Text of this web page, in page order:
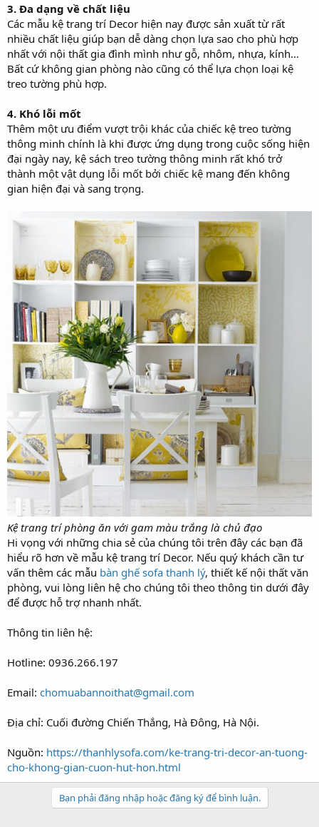
3. Đa dạng về chất liệu
Các mẫu kệ trang trí Decor hiện nay được sản xuất từ rất
nhiều chất liệu giúp bạn dễ dàng chọn lựa sao cho phù hợp
nhất với nội thất gia đình mình như gỗ, nhôm, nhựa, kính…
Bất cứ không gian phòng nào cũng có thể lựa chọn loại kệ
treo tường phù hợp.
4. Khó lỗi mốt
Thêm một ưu điểm vượt trội khác của chiếc kệ treo tường
thông minh chính là khi được ứng dụng trong cuộc sống hiện
đại ngày nay, kệ sách treo tường thông minh rất khó trở
thành một vật dụng lỗi mốt bởi chiếc kệ mang đến không
gian hiện đại và sang trọng.
Kệ trang trí phòng ăn với gam màu trắng là chủ đạo
Hi vọng với những chia sẻ của chúng tôi trên đây các bạn đã
hiểu rõ hơn về mẫu kệ trang trí Decor. Nếu quý khách cần tư
vấn thêm các mẫu bàn ghế sofa thanh lý, thiết kế nội thất văn
phòng, vui lòng liên hệ cho chúng tôi theo thông tin dưới đây
để được hỗ trợ nhanh nhất.
Thông tin liên hệ:
Hotline: 0936.266.197
Email: chomuabannoithat@gmail.com
Địa chỉ: Cuối đường Chiến Thắng, Hà Đông, Hà Nội.
Nguồn: https://thanhlysofa.com/ke-trang-tri-decor-an-tuong-
cho-khong-gian-cuon-hut-hon.html
Bạn phải đăng nhập hoặc đăng ký để bình luận.